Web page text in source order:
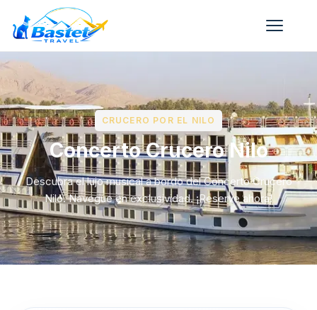
CRUCERO POR EL NILO
Concerto Crucero Nilo
Descubra el lujo musical a bordo del Concerto Crucero
Nilo. Navegue en exclusividad. ¡Reserve ahora!